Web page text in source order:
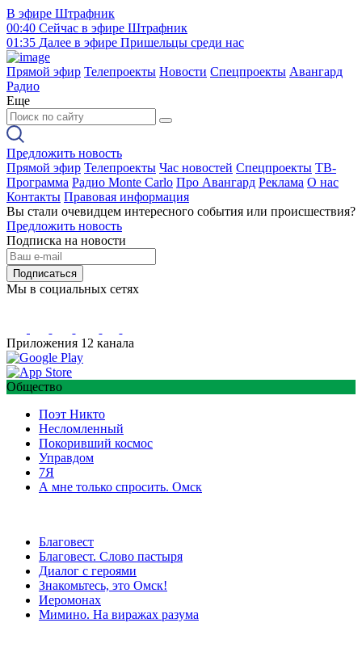
В эфире Штрафник
00:40 Сейчас в эфире Штрафник
01:35 Далее в эфире Пришельцы среди нас
Прямой эфир Телепроекты Новости Спецпроекты Авангард
Радио
Еще
Предложить новость
Прямой эфир Телепроекты Час новостей Спецпроекты ТВ-
Программа Радио Monte Carlo Про Авангард Реклама О нас
Контакты Правовая информация
Вы стали очевидцем интересного события или происшествия?
Предложить новость
Подписка на новости
Подписаться
Мы в социальных сетях
Приложения 12 канала
Общество
Поэт Никто
Несломленный
Покоривший космос
Управдом
7Я
А мне только спросить. Омск
Благовест
Благовест. Слово пастыря
Диалог с героями
Знакомьтесь, это Омск!
Иеромонах
Мимино. На виражах разума